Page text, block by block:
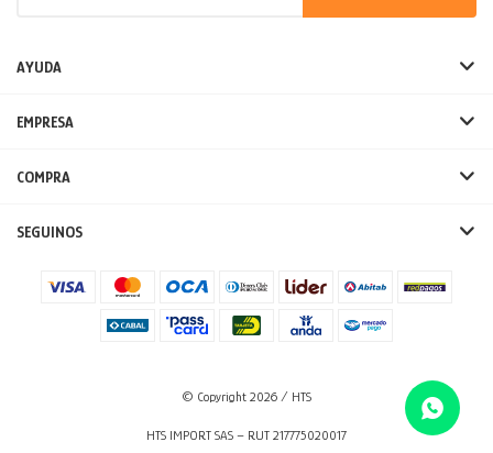
AYUDA
EMPRESA
COMPRA
SEGUINOS
© Copyright 2026 / HTS
HTS IMPORT SAS – RUT 217775020017